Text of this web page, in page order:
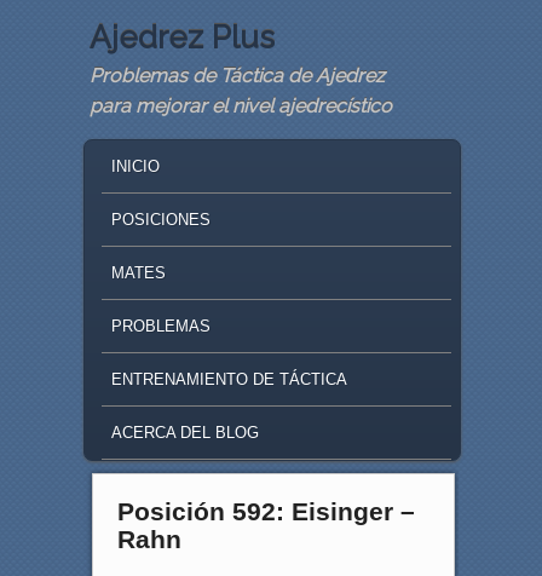
Ajedrez Plus
Problemas de Táctica de Ajedrez
para mejorar el nivel ajedrecístico
SKIP TO PRIMARY CONTENT
SKIP TO SECONDARY CONTENT
INICIO
POSICIONES
MATES
PROBLEMAS
ENTRENAMIENTO DE TÁCTICA
ACERCA DEL BLOG
Posición 592: Eisinger –
Rahn